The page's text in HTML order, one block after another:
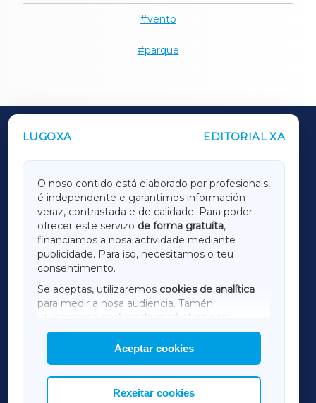
vento
parque
LUGOXA EDITORIAL XA
O noso contido está elaborado por profesionais,
é independente e garantimos información
veraz, contrastada e de calidade. Para poder
ofrecer este servizo de forma gratuíta,
financiamos a nosa actividade mediante
publicidade. Para iso, necesitamos o teu
consentimento.
Se aceptas, utilizaremos cookies de analítica
para medir a nosa audiencia. Tamén
utilizaremos
cookies de marketing
mostrar publicidade de terceiros.
Así mesmo, podes personalizar a elección das
cookies que desexas permitir.
Aceptar cookies
Rexeitar cookies
OUTROS PERIÓDICOS
LUGOXA
TERRACHAXA
AMARIÑAXA
RIBEIRASACRAXA
ACORUÑAXA